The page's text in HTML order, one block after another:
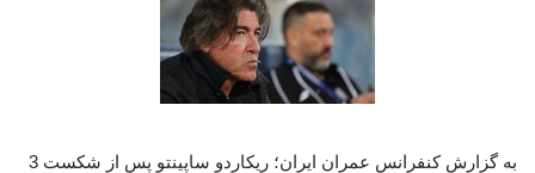
به گزارش کنفرانس عمران ایران؛ ریکاردو ساپینتو پس از شکست 3